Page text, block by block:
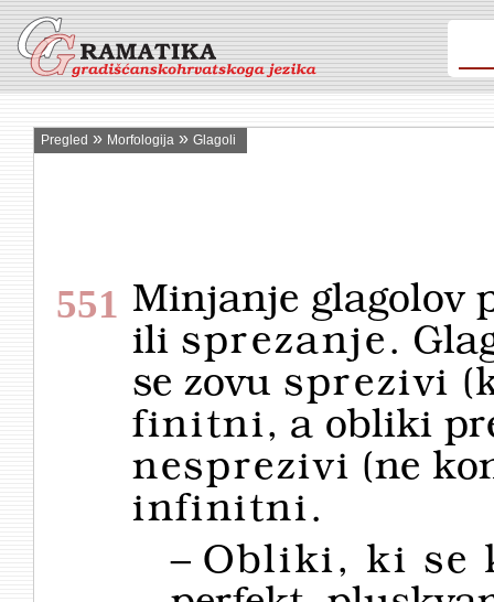
Pregled » Morfologija » Glagoli
551 Minjanje glagolov
ili sprezanje.
se zovu sprezivi
finitni, a obliki
nesprezivi (ne
infinitni.
– Obliki, ki se